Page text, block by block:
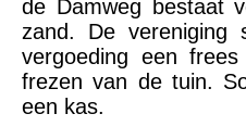
de Damweg bestaat
zand. De vereniging
vergoeding een
frezen van de tuin.
een kas.